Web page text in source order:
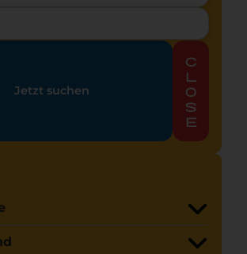
Jetzt suchen
c
l
o
s
e